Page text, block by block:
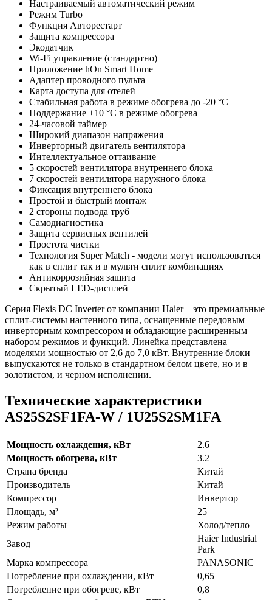
Настраиваемый автоматический режим
Режим Turbo
Функция Авторестарт
Защита компрессора
Экодатчик
Wi-Fi управление (стандартно)
Приложение hOn Smart Home
Адаптер проводного пульта
Карта доступа для отелей
Стабильная работа в режиме обогрева до -20 °С
Поддержание +10 °С в режиме обогрева
24-часовой таймер
Широкий диапазон напряжения
Инверторный двигатель вентилятора
Интеллектуальное оттаивание
5 скоростей вентилятора внутреннего блока
7 скоростей вентилятора наружного блока
Фиксация внутреннего блока
Простой и быстрый монтаж
2 стороны подвода труб
Самодиагностика
Защита сервисных вентилей
Простота чистки
Технология Super Match - модели могут использоваться
как в сплит так и в мульти сплит комбинациях
Антикоррозийная защита
Скрытый LED-дисплей
Серия Flexis DC Inverter от компании Haier – это премиальные
сплит-системы настенного типа, оснащенные передовым
инверторным компрессором и обладающие расширенным
набором режимов и функций. Линейка представлена
моделями мощностью от 2,6 до 7,0 кВт. Внутренние блоки
выпускаются не только в стандартном белом цвете, но и в
золотистом, и черном исполнении.
Технические характеристики
AS25S2SF1FA-W / 1U25S2SM1FA
Мощность охлаждения, кВт
2.6
Мощность обогрева, кВт
3.2
Страна бренда
Китай
Производитель
Китай
Компрессор
Инвертор
Площадь, м²
25
Режим работы
Холод/тепло
Завод
Haier Industrial
Park
Марка компрессора
PANASONIC
Потребление при охлаждении, кВт
0,65
Потребление при обогреве, кВт
0,8